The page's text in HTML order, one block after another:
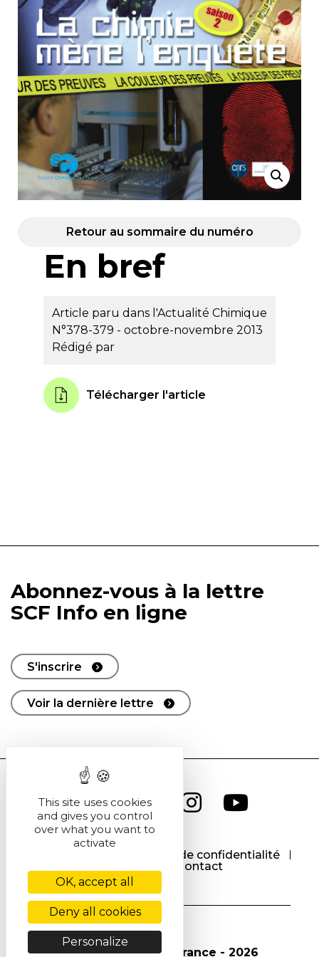
Retour au sommaire du numéro
En bref
Article paru dans l'Actualité Chimique
N°378-379 - octobre-novembre 2013
Rédigé par
Télécharger l'article
Abonnez-vous à la lettre
SCF Info en ligne
S'inscrire
Voir la dernière lettre
Politique de confidentialité
Contact
© Société Chimique de France - 2026
This site uses cookies
and gives you control
over what you want to
activate
OK, accept all
Deny all cookies
Personalize